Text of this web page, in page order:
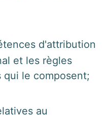
d'attribution
et les règles
qui le composent;
au